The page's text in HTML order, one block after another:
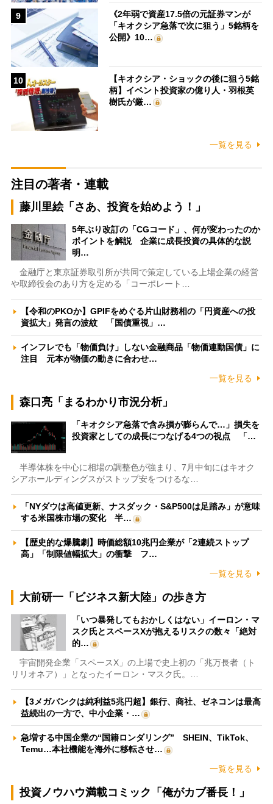
9
《2年弱で資産17.5倍の元証券マンが
「キオクシア急落で次に狙う」5銘柄を
公開》10…
10
【キオクシア・ショックの後に狙う5銘
柄】イベント投資家の億り人・羽根英
樹氏が厳…
一覧を見る
注目の著者・連載
藤川里絵「さあ、投資を始めよう！」
5年ぶり改訂の「CGコード」、何が変わったのか
ポイントを解説 企業に成長投資の具体的な説
明…
金融庁と東京証券取引所が共同で策定している上場企業の経営
や取締役会のあり方を定める「コーポレート…
【令和のPKOか】GPIFをめぐる片山財務相の「円資産への投
資拡大」発言の波紋 「国債重視」…
インフレでも「物価負け」しない金融商品「物価連動国債」に
注目 元本が物価の動きに合わせ…
一覧を見る
森口亮「まるわかり市況分析」
「キオクシア急落で含み損が膨らんで…」損失を
投資家としての成長につなげる4つの視点 「…
半導体株を中心に相場の調整色が強まり、7月中旬にはキオク
シアホールディングスがストップ安をつけるな…
「NYダウは高値更新、ナスダック・S&P500は足踏み」が意味
する米国株市場の変化 半…
【歴史的な爆騰劇】時価総額10兆円企業が「2連続ストップ
高」「制限値幅拡大」の衝撃 フ…
一覧を見る
大前研一「ビジネス新大陸」の歩き方
「いつ暴発してもおかしくはない」イーロン・マ
スク氏とスペースXが抱えるリスクの数々「絶対
的…
宇宙開発企業「スペースX」の上場で史上初の「兆万長者（ト
リリオネア）」となったイーロン・マスク氏。…
【3メガバンクは純利益5兆円超】銀行、商社、ゼネコンは最高
益続出の一方で、中小企業・…
急増する中国企業の“国籍ロンダリング” SHEIN、TikTok、
Temu…本社機能を海外に移転させ…
一覧を見る
投資ノウハウ満載コミック「俺がカブ番長！」